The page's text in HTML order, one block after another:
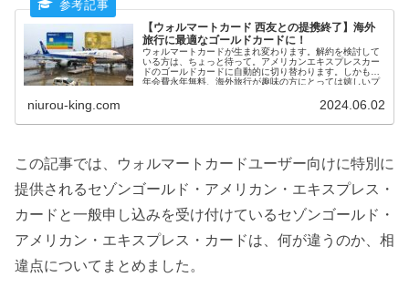
【ウォルマートカード 西友との提携終了】海外
旅行に最適なゴールドカードに！
ウォルマートカードが生まれ変わります。解約を検討して
いる方は、ちょっと待って。アメリカンエキスプレスカー
ドのゴールドカードに自動的に切り替わります。しかも、
年会費永年無料、海外旅行が趣味の方にとっては嬉しいプ
ます。至れり尽くせりのカード切り替え。詳しく解説しま
niurou-king.com 2024.06.02
この記事では、ウォルマートカードユーザー向けに特別に
提供されるセゾンゴールド・アメリカン・エキスプレス・
カードと一般申し込みを受け付けているセゾンゴールド・
アメリカン・エキスプレス・カードは、何が違うのか、相
違点についてまとめました。